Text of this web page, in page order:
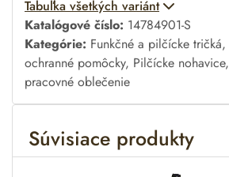
A
l
t
e
r
n
i
Tabuľka všetkých variánt
Katalógové číslo: 14784901-S
Kategórie: Funkčné a pilčícke tričká,
ochranné pomôcky, Pilčícke nohavice,
pracovné oblečenie
Súvisiace produkty